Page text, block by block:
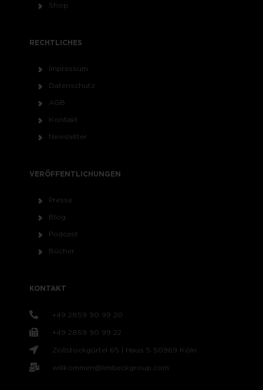
Shop
RECHTLICHES
Impressum
Datenschutz
AGB
Kontakt
Newsletter
VERÖFFENTLICHUNGEN
Presse
Blog
Podcast
Bücher
KONTAKT
+49 2859 90 99 20
+49 2859 90 99 22
Zollstockgürtel 65 | Haus 5 50969 Köln
willkommen@limbeckgroup.com